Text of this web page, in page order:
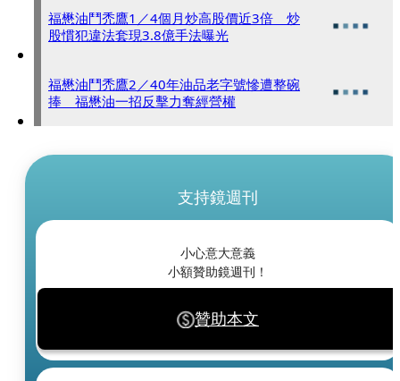
福懋油鬥禿鷹1／4個月炒高股價近3倍 炒
股慣犯違法套現3.8億手法曝光
福懋油鬥禿鷹2／40年油品老字號慘遭整碗
捧 福懋油一招反擊力奪經營權
支持鏡週刊
小心意大意義
小額贊助鏡週刊！
贊助本文